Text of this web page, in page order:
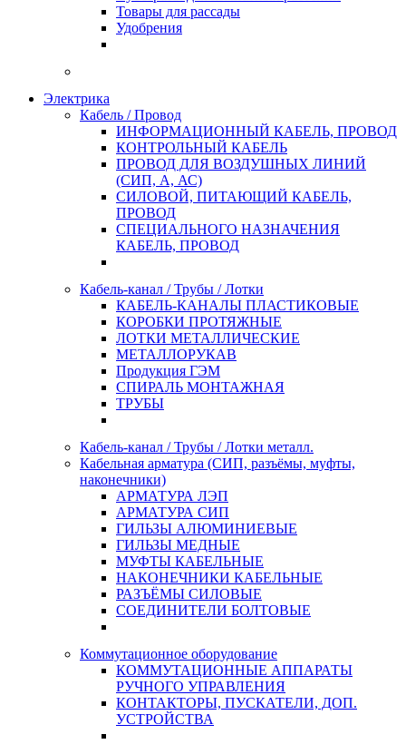
Товары для рассады
Удобрения
Электрика
Кабель / Провод
ИНФОРМАЦИОННЫЙ КАБЕЛЬ, ПРОВОД
КОНТРОЛЬНЫЙ КАБЕЛЬ
ПРОВОД ДЛЯ ВОЗДУШНЫХ ЛИНИЙ
(СИП, А, АС)
СИЛОВОЙ, ПИТАЮЩИЙ КАБЕЛЬ,
ПРОВОД
СПЕЦИАЛЬНОГО НАЗНАЧЕНИЯ
КАБЕЛЬ, ПРОВОД
Кабель-канал / Трубы / Лотки
КАБЕЛЬ-КАНАЛЫ ПЛАСТИКОВЫЕ
КОРОБКИ ПРОТЯЖНЫЕ
ЛОТКИ МЕТАЛЛИЧЕСКИЕ
МЕТАЛЛОРУКАВ
Продукция ГЭМ
СПИРАЛЬ МОНТАЖНАЯ
ТРУБЫ
Кабель-канал / Трубы / Лотки металл.
Кабельная арматура (СИП, разъёмы, муфты,
наконечники)
АРМАТУРА ЛЭП
АРМАТУРА СИП
ГИЛЬЗЫ АЛЮМИНИЕВЫЕ
ГИЛЬЗЫ МЕДНЫЕ
МУФТЫ КАБЕЛЬНЫЕ
НАКОНЕЧНИКИ КАБЕЛЬНЫЕ
РАЗЪЁМЫ СИЛОВЫЕ
СОЕДИНИТЕЛИ БОЛТОВЫЕ
Коммутационное оборудование
КОММУТАЦИОННЫЕ АППАРАТЫ
РУЧНОГО УПРАВЛЕНИЯ
КОНТАКТОРЫ, ПУСКАТЕЛИ, ДОП.
УСТРОЙСТВА